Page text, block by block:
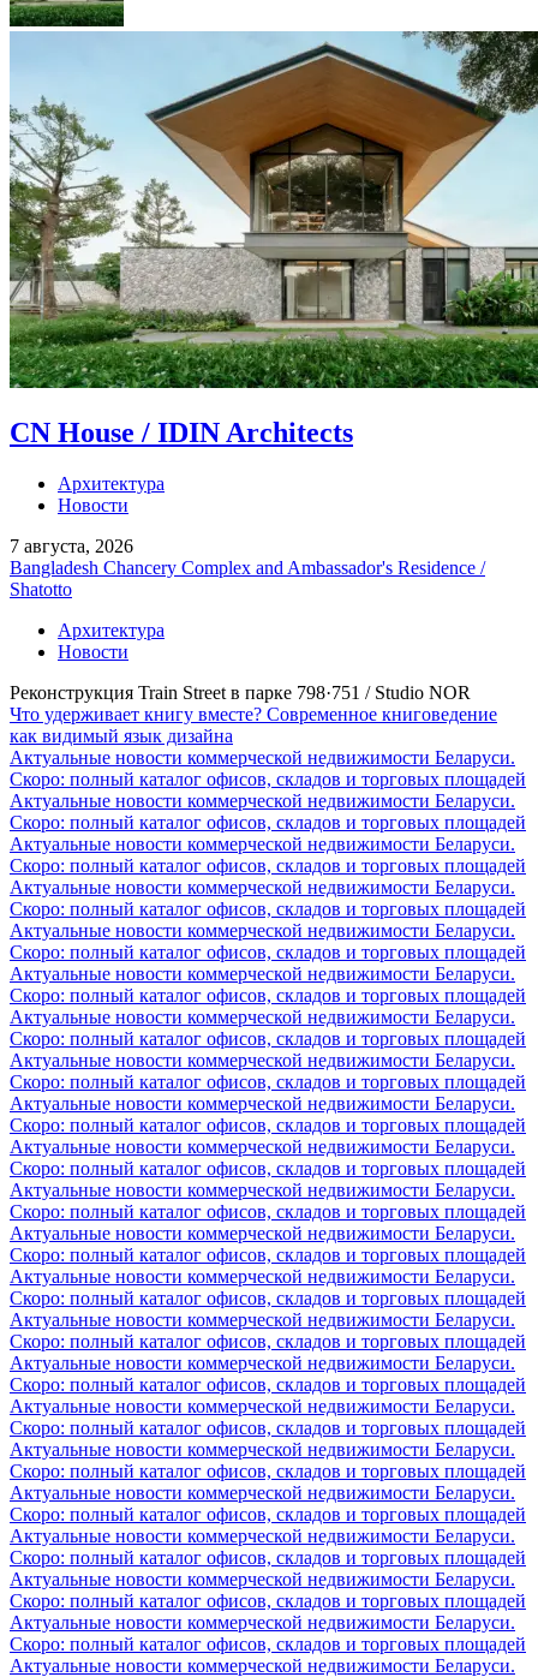
CN House / IDIN Architects
Архитектура
Новости
7 августа, 2026
Bangladesh Chancery Complex and Ambassador's Residence /
Shatotto
Архитектура
Новости
Реконструкция Train Street в парке 798·751 / Studio NOR
Что удерживает книгу вместе? Современное книговедение
как видимый язык дизайна
Актуальные новости коммерческой недвижимости Беларуси.
Скоро: полный каталог офисов, складов и торговых площадей
Актуальные новости коммерческой недвижимости Беларуси.
Скоро: полный каталог офисов, складов и торговых площадей
Актуальные новости коммерческой недвижимости Беларуси.
Скоро: полный каталог офисов, складов и торговых площадей
Актуальные новости коммерческой недвижимости Беларуси.
Скоро: полный каталог офисов, складов и торговых площадей
Актуальные новости коммерческой недвижимости Беларуси.
Скоро: полный каталог офисов, складов и торговых площадей
Актуальные новости коммерческой недвижимости Беларуси.
Скоро: полный каталог офисов, складов и торговых площадей
Актуальные новости коммерческой недвижимости Беларуси.
Скоро: полный каталог офисов, складов и торговых площадей
Актуальные новости коммерческой недвижимости Беларуси.
Скоро: полный каталог офисов, складов и торговых площадей
Актуальные новости коммерческой недвижимости Беларуси.
Скоро: полный каталог офисов, складов и торговых площадей
Актуальные новости коммерческой недвижимости Беларуси.
Скоро: полный каталог офисов, складов и торговых площадей
Актуальные новости коммерческой недвижимости Беларуси.
Скоро: полный каталог офисов, складов и торговых площадей
Актуальные новости коммерческой недвижимости Беларуси.
Скоро: полный каталог офисов, складов и торговых площадей
Актуальные новости коммерческой недвижимости Беларуси.
Скоро: полный каталог офисов, складов и торговых площадей
Актуальные новости коммерческой недвижимости Беларуси.
Скоро: полный каталог офисов, складов и торговых площадей
Актуальные новости коммерческой недвижимости Беларуси.
Скоро: полный каталог офисов, складов и торговых площадей
Актуальные новости коммерческой недвижимости Беларуси.
Скоро: полный каталог офисов, складов и торговых площадей
Актуальные новости коммерческой недвижимости Беларуси.
Скоро: полный каталог офисов, складов и торговых площадей
Актуальные новости коммерческой недвижимости Беларуси.
Скоро: полный каталог офисов, складов и торговых площадей
Актуальные новости коммерческой недвижимости Беларуси.
Скоро: полный каталог офисов, складов и торговых площадей
Актуальные новости коммерческой недвижимости Беларуси.
Скоро: полный каталог офисов, складов и торговых площадей
Актуальные новости коммерческой недвижимости Беларуси.
Скоро: полный каталог офисов, складов и торговых площадей
Актуальные новости коммерческой недвижимости Беларуси.